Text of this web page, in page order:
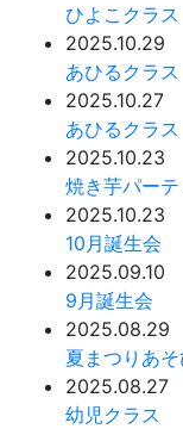
ひよこクラス
2025.10.29
あひるクラス
2025.10.27
あひるクラス
2025.10.23
焼き芋パー
2025.10.23
10月誕生会
2025.09.10
9月誕生会
2025.08.29
夏まつりあ
2025.08.27
幼児クラス